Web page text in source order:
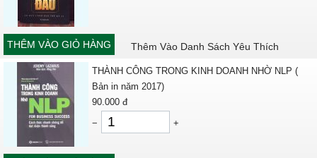
THÊM VÀO GIỎ HÀNG Thêm Vào Danh Sách Yêu Thích
THÀNH CÔNG TRONG KINH DOANH NHỜ NLP (
Bản in năm 2017)
90.000 đ
−
+